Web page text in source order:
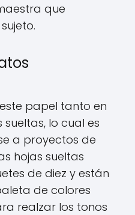
que
papel tanto en
lo cual es
a proyectos de
hojas sueltas
de diez y están
de colores
realzar los tonos